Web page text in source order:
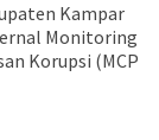
Kampar
Monitoring
Korupsi (MCP